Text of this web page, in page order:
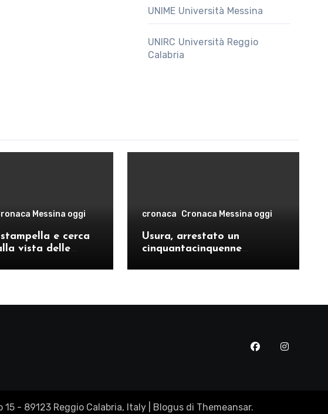
UNIME Università Messina
UNIRC Università Reggio
Calabria
Messina oggi
e cerca
vista delle
cronaca Cronaca Messina oggi
Usura, arrestato un
cinquantacinquenne
- 89123 Reggio Calabria, Italy Blogus di Themeansar.